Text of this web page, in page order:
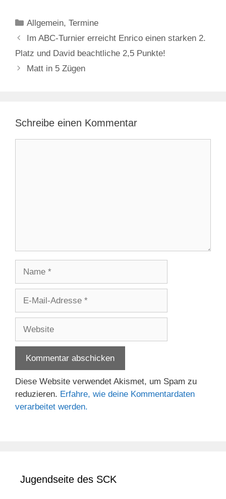
Kategorien
Allgemein,Termine
Im ABC-Turnier erreicht Enrico einen starken 2.
Platz und David beachtliche 2,5 Punkte!
Matt in 5 Zügen
Schreibe einen Kommentar
Adresse
Diese Website verwendet Akismet, um Spam zu
reduzieren. Erfahre, wie deine Kommentardaten
verarbeitet werden.
Jugendseite des SCK